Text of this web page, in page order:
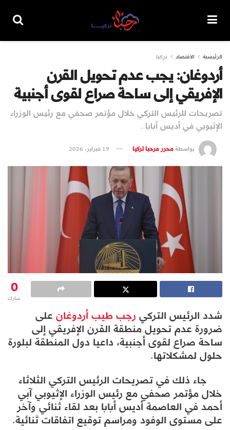
الرئيسية الاقتصاد تركيا
أردوغان: يجب عدم تحويل القرن
الإفريقي إلى ساحة صراع لقوى أجنبية
تصريحات للرئيس التركي خلال مؤتمر صحفي مع رئيس الوزراء
الإثيوبي في أديس أبابا..
بواسطةمحرر مرحبا تركيا 19 فبراير، 2026
0
شارك
شدد الرئيس التركيرجب طيب أردوغانعلى
ضرورة عدم تحويل منطقة القرن الإفريقي إلى
ساحة صراع لقوى أجنبية، داعيا دول المنطقة لبلورة
حلول لمشكلاتها.
جاء ذلك في تصريحات الرئيس التركي الثلاثاء
خلال مؤتمر صحفي مع رئيس الوزراء الإثيوبي آبي
أحمد في العاصمة أديس أبابا بعد لقاء ثنائي وآخر
على مستوى الوفود ومراسم توقيع اتفاقات ثنائية.